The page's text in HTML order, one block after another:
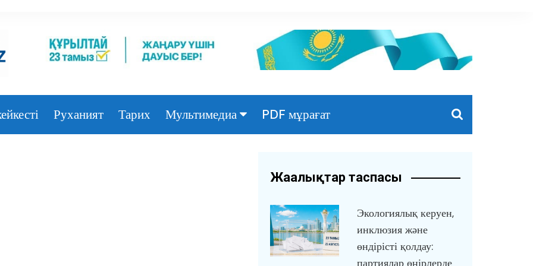
Руханият Тарих Мультимедиа PDF мұрағат
Жаңалықтар таспасы
Экологиялық керуен,
инклюзия және
өндірісті қолдау:
партиялар өңірлерде